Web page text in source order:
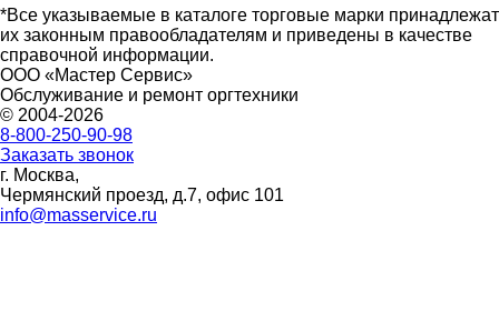
*Все указываемые в каталоге торговые марки принадлежат
их законным правообладателям и приведены в качестве
справочной информации.
ООО «Мастер Сервис»
Обслуживание и ремонт оргтехники
© 2004-2026
8-800-250-90-98
Заказать звонок
г. Москва,
Чермянский проезд, д.7, офис 101
info@masservice.ru